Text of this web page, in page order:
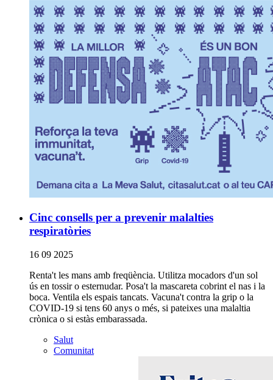
Cinc consells per a prevenir malalties
respiratòries
16 09 2025
Renta't les mans amb freqüència. Utilitza mocadors d'un sol
ús en tossir o esternudar. Posa't la mascareta cobrint el nas i la
boca. Ventila els espais tancats. Vacuna't contra la grip o la
COVID-19 si tens 60 anys o més, si pateixes una malaltia
crònica o si estàs embarassada.
Salut
Comunitat